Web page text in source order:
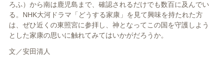
ろふ）から南は鹿児島まで、確認されるだけでも数百に及んでい
る。NHK大河ドラマ「どうする家康」を見て興味を持たれた方
は、ぜひ近くの東照宮に参拝し、神となってこの国を守護しよう
とした家康の思いに触れてみてはいかがだろうか。
文／安田清人